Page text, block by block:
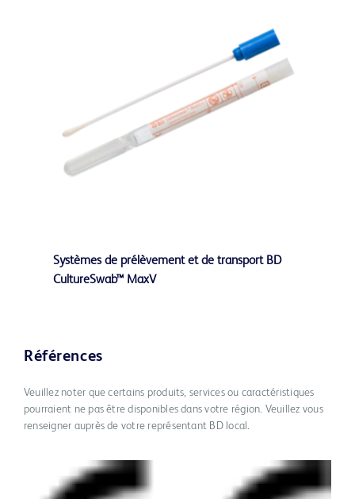
Systèmes de prélèvement et de transport BD
CultureSwab™ MaxV
Références
Veuillez noter que certains produits, services ou caractéristiques
pourraient ne pas être disponibles dans votre région. Veuillez vous
renseigner auprès de votre représentant BD local.